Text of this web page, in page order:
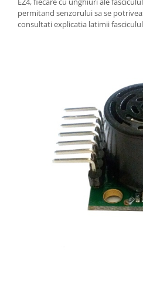
permitand senzorului sa se
consultati explicatia latimii